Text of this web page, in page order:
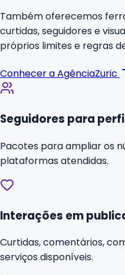
Também oferecemos
curtidas, seguidores e
próprios limites e regras
Conhecer a AgênciaZuric
Seguidores para
Pacotes para ampliar os
plataformas atendidas.
Interações em
Curtidas, comentários,
serviços disponíveis.